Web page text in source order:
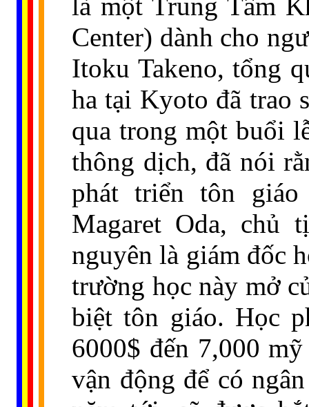
Center) dành cho
Itoku Takeno, tổng
ha tại Kyoto đã trao
qua trong một buổi
thông dịch, đã nói
phát triển tôn
Magaret Oda, chủ
nguyên là giám đốc
trường học này mở
biệt tôn giáo. Học
6000$ đến 7,000
vận động để có